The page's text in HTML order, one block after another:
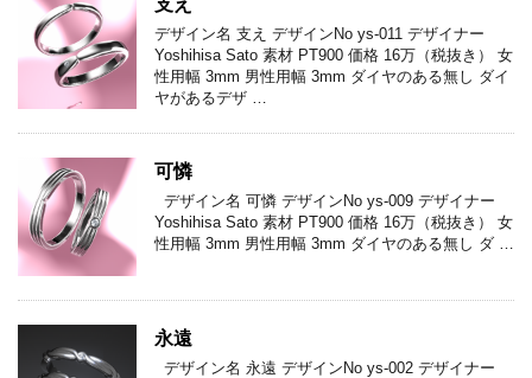
支え
デザイン名 支え デザインNo ys-011 デザイナー
Yoshihisa Sato 素材 PT900 価格 16万（税抜き） 女
性用幅 3mm 男性用幅 3mm ダイヤのある無し ダイ
ヤがあるデザ …
可憐
デザイン名 可憐 デザインNo ys-009 デザイナー
Yoshihisa Sato 素材 PT900 価格 16万（税抜き） 女
性用幅 3mm 男性用幅 3mm ダイヤのある無し ダ …
永遠
デザイン名 永遠 デザインNo ys-002 デザイナー